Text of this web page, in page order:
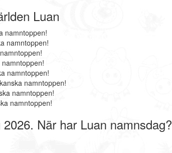
Luan
namntoppen!
namntoppen!
namntoppen!
namntoppen!
namntoppen!
namntoppen!
När har Luan namnsdag?